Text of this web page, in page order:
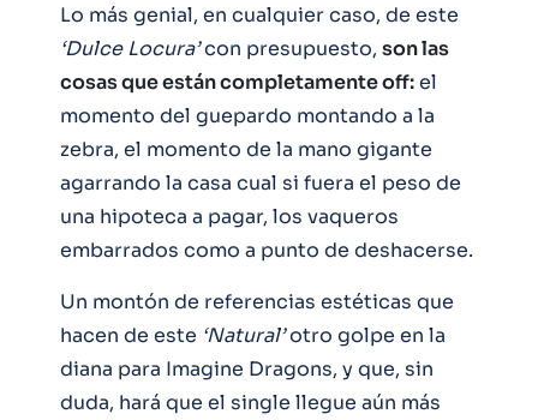
Lo más genial, en cualquier caso, de este
‘Dulce Locura’con presupuesto, son las
cosas que están completamente off:el
momento del guepardo montando a la
zebra, el momento de la mano gigante
agarrando la casa cual si fuera el peso de
una hipoteca a pagar, los vaqueros
embarrados como a punto de deshacerse.
Un montón de referencias estéticas que
hacen de este ‘Natural’otro golpe en la
diana para Imagine Dragons, y que, sin
duda, hará que el single llegue aún más